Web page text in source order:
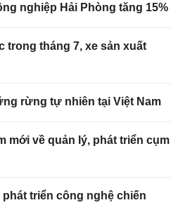
nghiệp Hải Phòng tăng 15%
trong tháng 7, xe sản xuất
rừng tự nhiên tại Việt Nam
mới về quản lý, phát triển cụm
triển công nghệ chiến